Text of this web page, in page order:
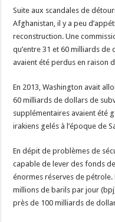
Suite aux scandales de
Afghanistan, il y a peu
reconstruction. Une
qu’entre 31 et 60 milliards
avaient été perdus en raison
En 2013, Washington avait
60 milliards de dollars de
supplémentaires avaient été
irakiens gelés à l’époque de
En dépit de problèmes de
capable de lever des fonds
énormes réserves de pétrole.
millions de barils par jour
près de 100 milliards de